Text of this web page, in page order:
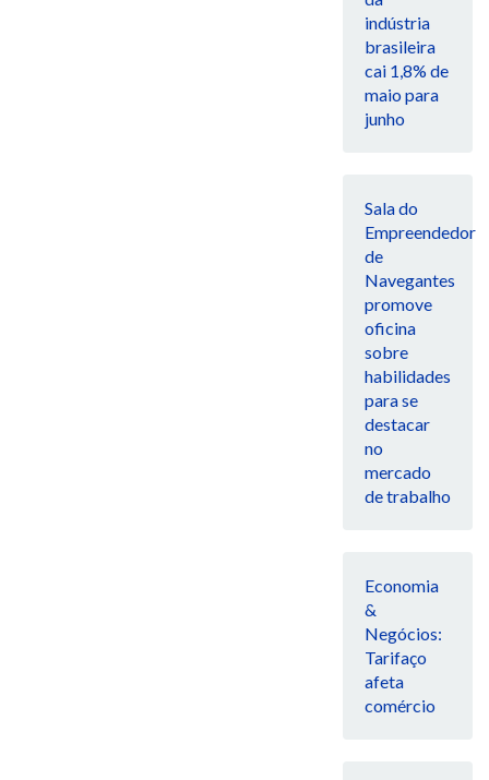
indústria
brasileira
cai 1,8% de
maio para
junho
Sala do
Empreendedor
de
Navegantes
promove
oficina
sobre
habilidades
para se
destacar
no
mercado
de trabalho
Economia
&
Negócios:
Tarifaço
afeta
comércio